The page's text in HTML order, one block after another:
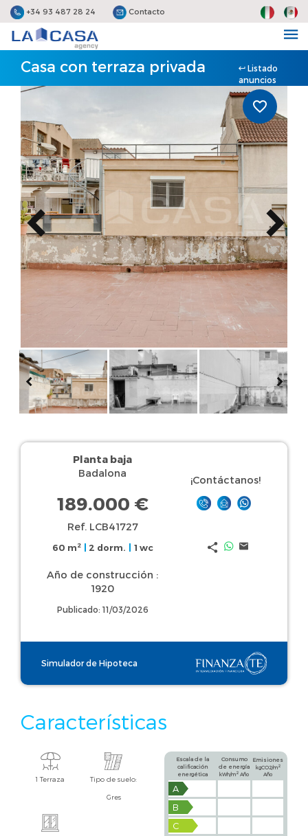
+34 93 487 28 24 Contacto
Casa con terraza privada
Listado
anuncios
Planta baja
Badalona
189.000 €
Ref. LCB41727
60 m2 2 dorm. 1 wc
Año de construcción :
1920
Publicado: 11/03/2026
¡Contáctanos!
Simulador de Hipoteca
Características
1 Terraza Tipo de suelo:
Gres
Escala de la
calificación
energética
Consumo
de energía
kWh/m2 Año
Emisiones
kgCO2/m 2
Año
A
B
C